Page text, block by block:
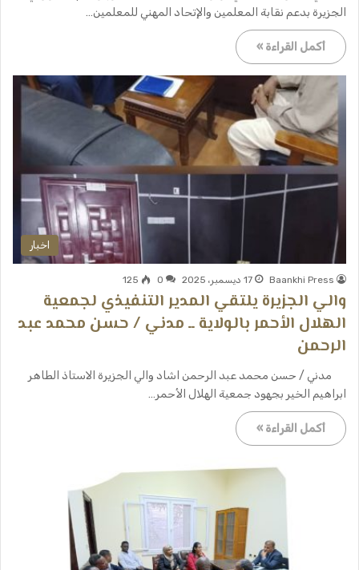
الجزيرة بدعم نقابة المعلمين والإتحاد المهني للمعلمين…
أكمل القراءة »
اخبار
Baankhi Press 17 ديسمبر، 2025 0
125
والي الجزيرة يلتقي المدير التنفيذي لجمعية
الهلال الأحمر بالولاية ــ مدني / حسن محمد عبد
الرحمن
مدني / حسن محمد عبد الرحمن اشاد والي الجزيرة الاستاذ الطاهر
ابراهيم الخير بجهود جمعية الهلال الأحمر…
أكمل القراءة »